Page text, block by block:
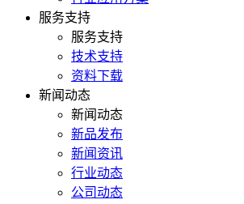
服务支持
服务支持
技术支持
资料下载
新闻动态
新闻动态
新品发布
新闻资讯
行业动态
公司动态